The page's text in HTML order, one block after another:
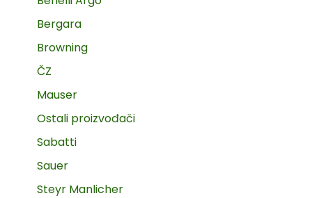
Bergara
Browning
ČZ
Mauser
Ostali proizvođači
Sabatti
Sauer
Steyr Manlicher